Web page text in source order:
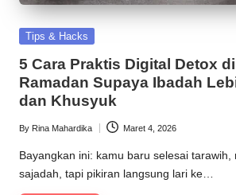
Posted
Tips & Hacks
5 Cara Praktis Digital Detox
Ramadan Supaya Ibadah
dan Khusyuk
Posted
by
By Rina Mahardika Maret 4, 2026
Bayangkan ini: kamu baru selesai tarawih,
sajadah, tapi pikiran langsung lari ke…